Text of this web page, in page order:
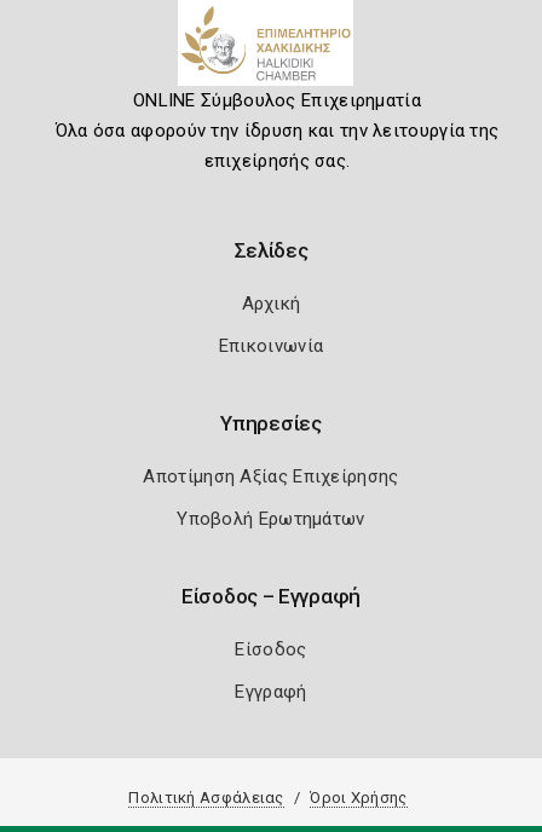
ONLINE Σύμβουλος Επιχειρηματία
Όλα όσα αφορούν την ίδρυση και την λειτουργία της
επιχείρησής σας.
Σελίδες
Αρχική
Επικοινωνία
Υπηρεσίες
Αποτίμηση Αξίας Επιχείρησης
Υποβολή Ερωτημάτων
Είσοδος – Εγγραφή
Είσοδος
Εγγραφή
Πολιτική Ασφάλειας Όροι Χρήσης